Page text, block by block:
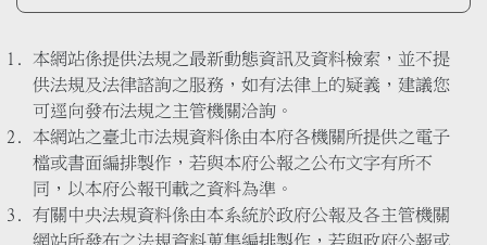
本網站係提供法規之最新動態資訊及資料檢索，並不提
供法規及法律諮詢之服務，如有法律上的疑義，建議您
可逕向發布法規之主管機關洽詢。
本網站之臺北市法規資料係由本府各機關所提供之電子
檔或書面編排製作，若與本府公報之公布文字有所不
同，以本府公報刊載之資料為準。
有關中央法規資料係由本系統於政府公報及各主管機關
網站所發布之法規資料蒐集編排製作，若與政府公報或